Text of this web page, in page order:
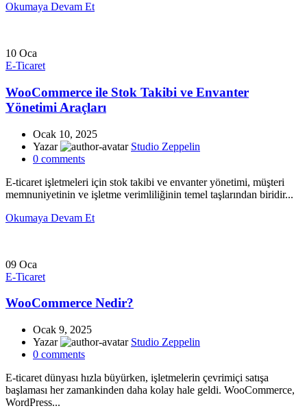
Okumaya Devam Et
10 Oca
E-Ticaret
WooCommerce ile Stok Takibi ve Envanter
Yönetimi Araçları
Ocak 10, 2025
Yazar
Studio Zeppelin
0 comments
E-ticaret işletmeleri için stok takibi ve envanter yönetimi, müşteri
memnuniyetinin ve işletme verimliliğinin temel taşlarından biridir...
Okumaya Devam Et
09 Oca
E-Ticaret
WooCommerce Nedir?
Ocak 9, 2025
Yazar
Studio Zeppelin
0 comments
E-ticaret dünyası hızla büyürken, işletmelerin çevrimiçi satışa
başlaması her zamankinden daha kolay hale geldi. WooCommerce,
WordPress...